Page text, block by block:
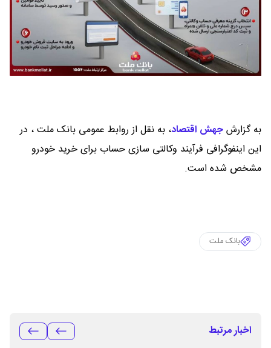
به گزارشجهش اقتصاد، به نقل از روابط عمومی بانک ملت ، در
این اینفوگرافی فرآیند وکالتی سازی حساب برای خرید خودرو
مشخص شده است.
بانک ملت
اخبار مرتبط